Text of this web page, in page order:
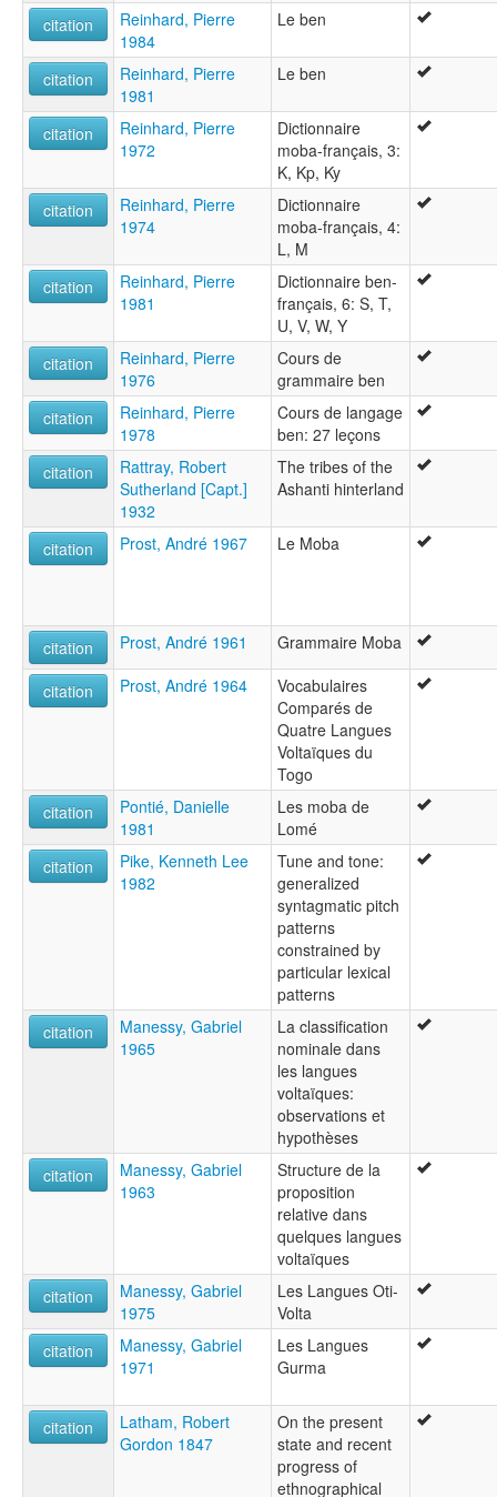
citation
Reinhard, Pierre
1984
Le ben
citation
Reinhard, Pierre
1981
Le ben
citation
Reinhard, Pierre
1972
Dictionnaire
moba-français, 3:
K, Kp, Ky
citation
Reinhard, Pierre
1974
Dictionnaire
moba-français, 4:
L, M
citation
Reinhard, Pierre
1981
Dictionnaire ben-
français, 6: S, T,
U, V, W, Y
citation
Reinhard, Pierre
1976
Cours de
grammaire ben
citation
Reinhard, Pierre
1978
Cours de langage
ben: 27 leçons
citation
Rattray, Robert
Sutherland [Capt.]
1932
The tribes of the
Ashanti hinterland
citation Prost, André 1967 Le Moba
citation Prost, André 1961 Grammaire Moba
citation Prost, André 1964
Vocabulaires
Comparés de
Quatre Langues
Voltaïques du
Togo
citation
Pontié, Danielle
1981
Les moba de
Lomé
citation
Pike, Kenneth Lee
1982
Tune and tone:
generalized
syntagmatic pitch
patterns
constrained by
particular lexical
patterns
citation
Manessy, Gabriel
1965
La classification
nominale dans
les langues
voltaïques:
observations et
hypothèses
citation
Manessy, Gabriel
1963
Structure de la
proposition
relative dans
quelques langues
voltaïques
citation
Manessy, Gabriel
1975
Les Langues Oti-
Volta
citation
Manessy, Gabriel
1971
Les Langues
Gurma
citation
Latham, Robert
Gordon 1847
On the present
state and recent
progress of
ethnographical